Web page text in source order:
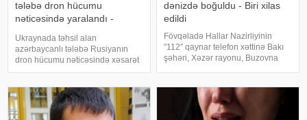
tələbə dron hücumu
nəticəsində yaralandı -
Ukraynada təhsil alan
azərbaycanlı tələbə Rusiyanın
dron hücumu nəticəsində xəsarət
alıb. mansetaz-a istinadən xəbər
ixtisası üzrə təhsil alan
azərbaycanlı tələbə Əli
Mehdiyev Rusiyanın dro
dənizdə boğuldu - Biri xilas
edildi
Fövqəladə Hallar Nazirliyinin
"112″ qaynar telefon xəttinə Bakı
şəhəri, Xəzər rayonu, Buzovna
aralı dənizdə nəzarətsiz ərazidə 3
nəfərin batması barədə məluma